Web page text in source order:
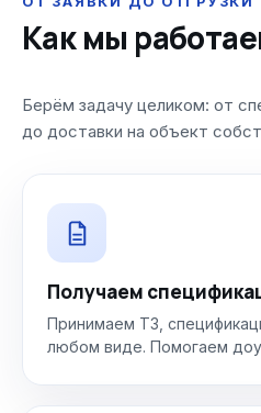
Как мы
Берём задачу целиком: от
до доставки на объект
Получаем
Принимаем ТЗ,
любом виде. Помогаем